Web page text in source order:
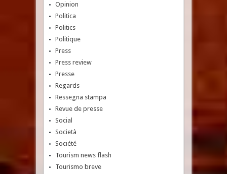
Opinion
Politica
Politics
Politique
Press
Press review
Presse
Regards
Ressegna stampa
Revue de presse
Social
Società
Société
Tourism news flash
Tourismo breve